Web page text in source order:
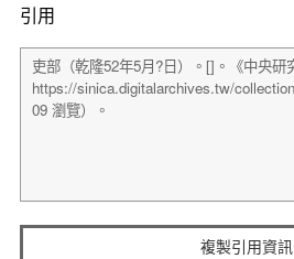
引用
複製引用資訊